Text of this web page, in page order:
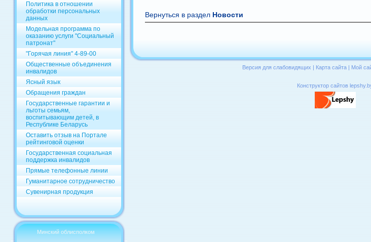
Политика в отношении
обработки персональных
данных
Модельная программа по
оказанию услуги "Социальный
патронат"
"Горячая линия" 4-89-00
Общественные объединения
инвалидов
Ясный язык
Обращения граждан
Государственные гарантии и
льготы семьям,
воспитывающим детей, в
Республике Беларусь
Оставить отзыв на Портале
рейтинговой оценки
Государственная социальная
поддержка инвалидов
Прямые телефонные линии
Гуманитарное сотрудничество
Сувенирная продукция
Минский облисполком
Вернуться в раздел Новости
Версия для слабовидящих | Карта сайта | Мой
Конструктор сайтов